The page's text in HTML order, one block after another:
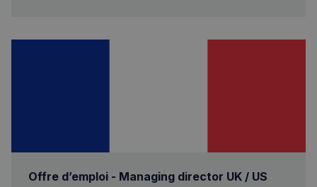
Offre d’emploi - Managing director UK / US